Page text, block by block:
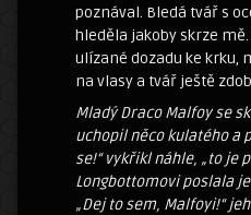
poznával. Bledá tvář s
hleděla jakoby skrze
ulízané dozadu ke krku,
na vlasy a tvář ještě
Mladý Draco Malfoy se
uchopil něco kulatého a
se!“ vykřikl náhle, „to je
Longbottomovi poslala
„Dej to sem, Malfoyi!“